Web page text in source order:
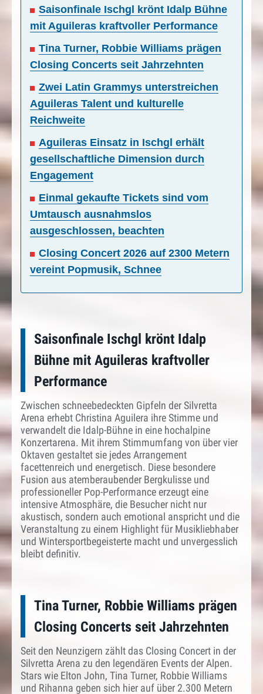
Saisonfinale Ischgl krönt Idalp Bühne
mit Aguileras kraftvoller Performance
Tina Turner, Robbie Williams prägen
Closing Concerts seit Jahrzehnten
Zwei Latin Grammys unterstreichen
Aguileras Talent und kulturelle
Reichweite
Aguileras Einsatz in Ischgl erhält
gesellschaftliche Dimension durch
Engagement
Einmal gekaufte Tickets sind vom
Umtausch ausnahmslos
ausgeschlossen, beachten
Closing Concert 2026 auf 2300 Metern
vereint Popmusik, Schnee
Saisonfinale Ischgl krönt Idalp
Bühne mit Aguileras kraftvoller
Performance
Zwischen schneebedeckten Gipfeln der Silvretta
Arena erhebt Christina Aguilera ihre Stimme und
verwandelt die Idalp-Bühne in eine hochalpine
Konzertarena. Mit ihrem Stimmumfang von über vier
Oktaven gestaltet sie jedes Arrangement
facettenreich und energetisch. Diese besondere
Fusion aus atemberaubender Bergkulisse und
professioneller Pop-Performance erzeugt eine
intensive Atmosphäre, die Besucher nicht nur
akustisch, sondern auch emotional anspricht und die
Veranstaltung zu einem Highlight für Musikliebhaber
und Wintersportbegeisterte macht und unvergesslich
bleibt definitiv.
Tina Turner, Robbie Williams prägen
Closing Concerts seit Jahrzehnten
Seit den Neunzigern zählt das Closing Concert in der
Silvretta Arena zu den legendären Events der Alpen.
Stars wie Elton John, Tina Turner, Robbie Williams
und Rihanna geben sich hier auf über 2.300 Metern